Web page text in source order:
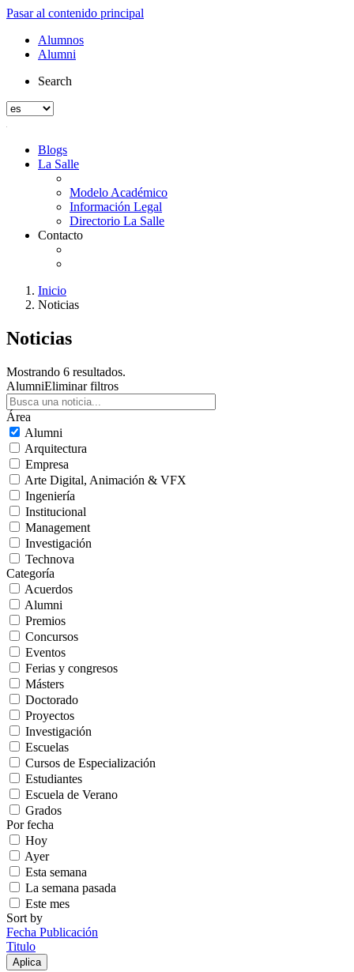
Pasar al contenido principal
Alumnos
Alumni
Search
Blogs
La Salle
Modelo Académico
Información Legal
Directorio La Salle
Contacto
Inicio
Noticias
Noticias
Mostrando 6 resultados.
AlumniEliminar filtros
Área
Alumni
Arquitectura
Empresa
Arte Digital, Animación & VFX
Ingeniería
Institucional
Management
Investigación
Technova
Categoría
Acuerdos
Alumni
Premios
Concursos
Eventos
Ferias y congresos
Másters
Doctorado
Proyectos
Investigación
Escuelas
Cursos de Especialización
Estudiantes
Escuela de Verano
Grados
Por fecha
Hoy
Ayer
Esta semana
La semana pasada
Este mes
Sort by
Fecha Publicación
Titulo